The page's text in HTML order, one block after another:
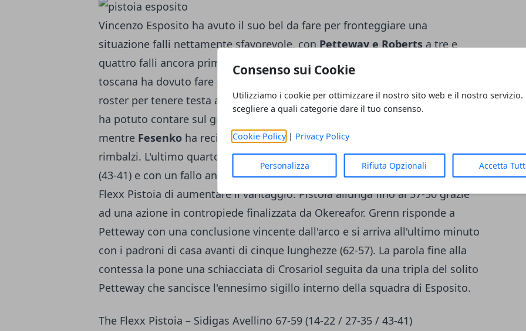
Consenso sui Cookie
Utilizziamo i cookie per ottimizzare il nostro sito web e il nostro servizio.
scegliere a quali categorie dare il tuo consenso.
Cookie Policy| Privacy Policy
Personalizza Rifiuta Opzionali Accetta
Vincenzo Esposito ha avuto il suo bel da fare per fronteggiare una
situazione falli nettamente sfavorevole, conPetteway e Robertsa tre e
quattro falli ancora prima della fine del primo tempo. Il coach della squadra
toscana ha dovuto fare ricorso a tutte le energie disponibili nel proprio
roster per tenere testa alla qualità di Avellino. Sacripanti, questa volta, non
ha potuto contare sul grande talento di un
mentre Fesenko ha recitato la propria parte mettendo a referto 9 punti e 9
rimbalzi. L'ultimo quarto è iniziato con i padroni di casa avanti di due punti
(43-41) e con un fallo antisportivo fischiato a Fesenko che ha consentito alla
Flexx Pistoia di aumentare il vantaggio. Pistoia allunga fino al 57-50 grazie
ad una azione in contropiede finalizzata da Okereafor. Grenn risponde a
Petteway con una conclusione vincente dall'arco e si arriva all'ultimo minuto
con i padroni di casa avanti di cinque lunghezze (62-57). La parola fine alla
contessa la pone una schiacciata di Crosariol seguita da una tripla del solito
Petteway che sancisce l'ennesimo sigillo interno della squadra di Esposito.
The Flexx Pistoia – Sidigas Avellino 67-59 (14-22 / 27-35 / 43-41)